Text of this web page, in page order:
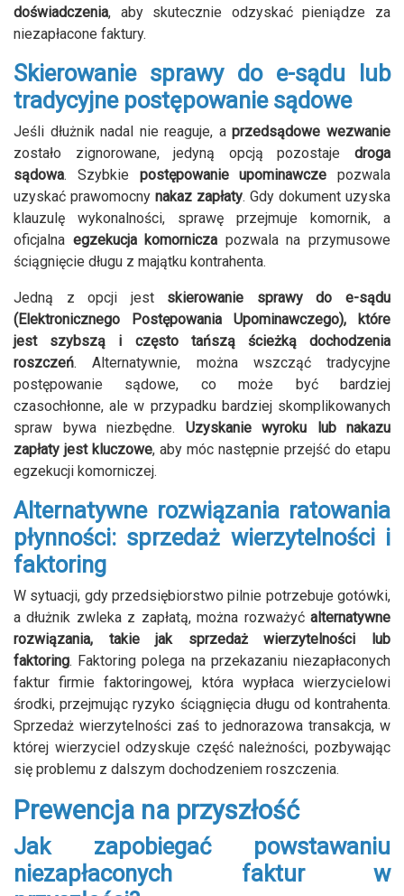
doświadczenia, aby skutecznie odzyskać pieniądze za
niezapłacone faktury.
Skierowanie sprawy do e-sądu lub
tradycyjne postępowanie sądowe
Jeśli dłużnik nadal nie reaguje, aprzedsądowe wezwanie
zostało zignorowane, jedyną opcją pozostaje droga
sądowa. Szybkie postępowanie upominawcze pozwala
uzyskać prawomocny nakaz zapłaty. Gdy dokument uzyska
klauzulę wykonalności, sprawę przejmuje komornik, a
oficjalna egzekucja komornicza pozwala na przymusowe
ściągnięcie długu z majątku kontrahenta.
Jedną z opcji jest skierowanie sprawy do e-sądu
(Elektronicznego Postępowania Upominawczego), które
jest szybszą i często tańszą ścieżką dochodzenia
roszczeń. Alternatywnie, można wszcząć tradycyjne
postępowanie sądowe, co może być bardziej
czasochłonne, ale w przypadku bardziej skomplikowanych
spraw bywa niezbędne. Uzyskanie wyroku lub nakazu
zapłaty jest kluczowe, aby móc następnie przejść do etapu
egzekucji komorniczej.
Alternatywne rozwiązania ratowania
płynności: sprzedaż wierzytelności i
faktoring
W sytuacji, gdy przedsiębiorstwo pilnie potrzebuje gotówki,
a dłużnik zwleka z zapłatą, można rozważyć alternatywne
rozwiązania, takie jak sprzedaż wierzytelności lub
faktoring. Faktoring polega na przekazaniu niezapłaconych
faktur firmie faktoringowej, która wypłaca wierzycielowi
środki, przejmując ryzyko ściągnięcia długu od kontrahenta.
Sprzedaż wierzytelności zaś to jednorazowa transakcja, w
której wierzyciel odzyskuje część należności, pozbywając
się problemu z dalszym dochodzeniem roszczenia.
Prewencja na przyszłość
Jak zapobiegać powstawaniu
niezapłaconych faktur w